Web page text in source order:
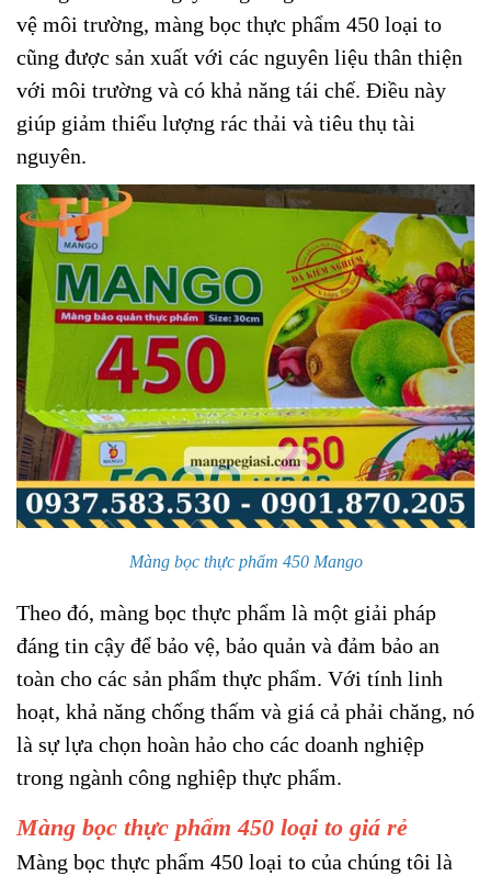
vệ môi trường, màng bọc thực phẩm 450 loại to
cũng được sản xuất với các nguyên liệu thân thiện
với môi trường và có khả năng tái chế. Điều này
giúp giảm thiểu lượng rác thải và tiêu thụ tài
nguyên.
Màng bọc thực phẩm 450 Mango
Theo đó, màng bọc thực phẩm là một giải pháp
đáng tin cậy để bảo vệ, bảo quản và đảm bảo an
toàn cho các sản phẩm thực phẩm. Với tính linh
hoạt, khả năng chống thấm và giá cả phải chăng, nó
là sự lựa chọn hoàn hảo cho các doanh nghiệp
trong ngành công nghiệp thực phẩm.
Màng bọc thực phẩm 450 loại to giá rẻ
Màng bọc thực phẩm 450 loại to của chúng tôi là